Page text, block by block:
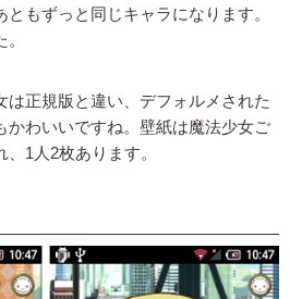
もずっと同じキャラになります。
は正規版と違い、デフォルメされた
かわいいですね。壁紙は魔法少女ご
1人2枚あります。